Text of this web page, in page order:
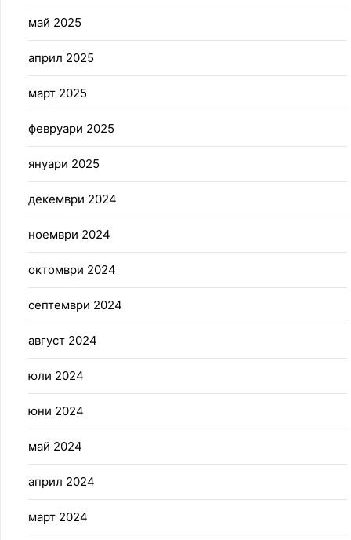
май 2025
април 2025
март 2025
февруари 2025
януари 2025
декември 2024
ноември 2024
октомври 2024
септември 2024
август 2024
юли 2024
юни 2024
май 2024
април 2024
март 2024